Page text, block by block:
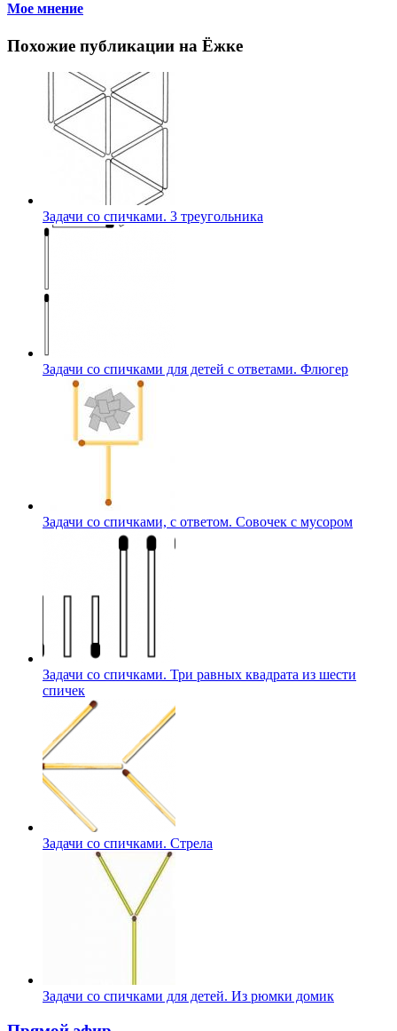
Мое мнение
Похожие публикации на Ёжке
Задачи со спичками. 3 треугольника
Задачи со спичками для детей с ответами. Флюгер
Задачи со спичками, с ответом. Совочек с мусором
Задачи со спичками. Три равных квадрата из шести
спичек
Задачи со спичками. Стрела
Задачи со спичками для детей. Из рюмки домик